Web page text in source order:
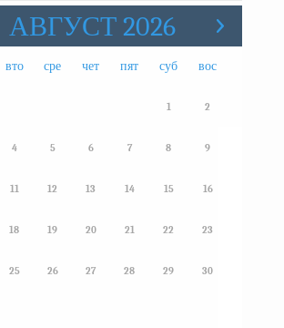
АВГУСТ 2026
вто сре чет пят суб вос
1 2
4 5 6 7 8 9
11 12 13 14 15 16
18 19 20 21 22 23
25 26 27 28 29 30